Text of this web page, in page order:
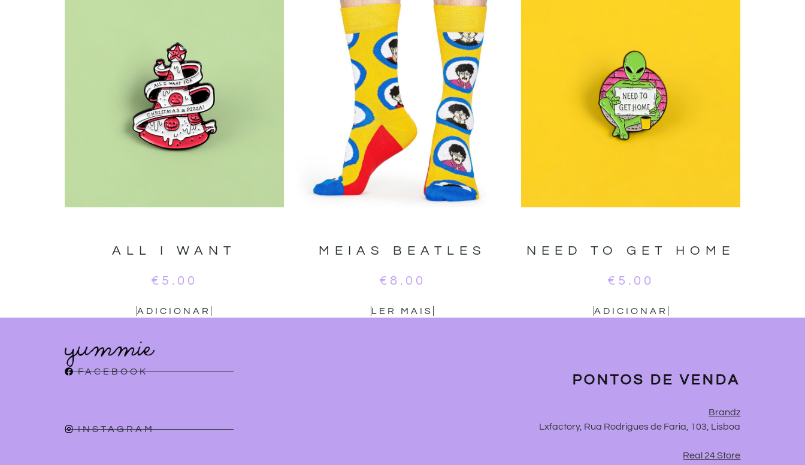
ALL I WANT
€ 5.00
ADICIONAR
MEIAS BEATLES
€ 8.00
LER MAIS
NEED TO GET HOME
€ 5.00
ADICIONAR
FACEBOOK
INSTAGRAM
PONTOS DE VENDA
Brandz
Lxfactory, Rua Rodrigues de Faria, 103, Lisboa
Real 24 Store